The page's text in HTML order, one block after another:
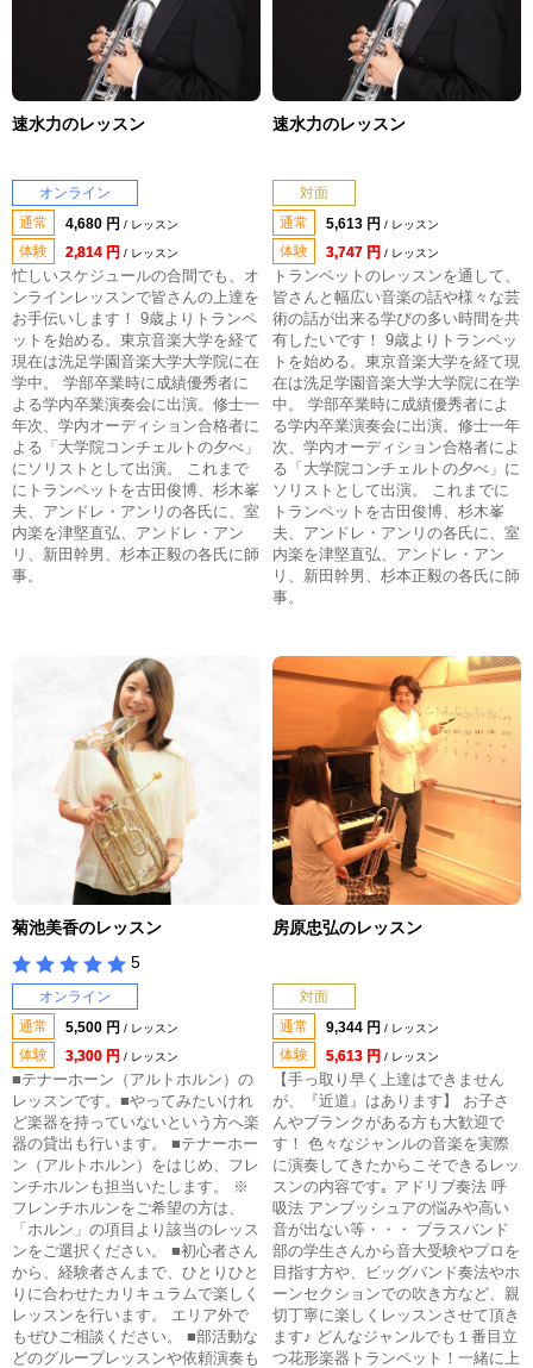
速水力のレッスン
オンライン
通常
4,680 円 / レッスン
体験 2,814 円 / レッスン
忙しいスケジュールの合間でも、オ
ンラインレッスンで皆さんの上達を
お手伝いします！ 9歳よりトランペ
ットを始める。東京音楽大学を経て
現在は洗足学園音楽大学大学院に在
学中。 学部卒業時に成績優秀者に
よる学内卒業演奏会に出演。修士一
年次、学内オーディション合格者に
よる「大学院コンチェルトの夕べ」
にソリストとして出演。 これまで
にトランペットを古田俊博、杉木峯
夫、アンドレ・アンリの各氏に、室
内楽を津堅直弘、アンドレ・アン
リ、新田幹男、杉本正毅の各氏に師
事。
速水力のレッスン
対面
通常
5,613 円 / レッスン
体験 3,747 円 / レッスン
トランペットのレッスンを通して、
皆さんと幅広い音楽の話や様々な芸
術の話が出来る学びの多い時間を共
有したいです！ 9歳よりトランペッ
トを始める。東京音楽大学を経て現
在は洗足学園音楽大学大学院に在学
中。 学部卒業時に成績優秀者によ
る学内卒業演奏会に出演。修士一年
次、学内オーディション合格者によ
る「大学院コンチェルトの夕べ」に
ソリストとして出演。 これまでに
トランペットを古田俊博、杉木峯
夫、アンドレ・アンリの各氏に、室
内楽を津堅直弘、アンドレ・アン
リ、新田幹男、杉本正毅の各氏に師
事。
菊池美香のレッスン
5
オンライン
通常
5,500 円 / レッスン
体験 3,300 円 / レッスン
■テナーホーン（アルトホルン）の
レッスンです。■やってみたいけれ
ど楽器を持っていないという方へ楽
器の貸出も行います。 ■テナーホー
ン（アルトホルン）をはじめ、フレ
ンチホルンも担当いたします。 ※
フレンチホルンをご希望の方は、
「ホルン」の項目より該当のレッス
ンをご選択ください。 ■初心者さん
から、経験者さんまで、ひとりひと
りに合わせたカリキュラムで楽しく
レッスンを行います。 エリア外で
もぜひご相談ください。 ■部活動な
どのグループレッスンや依頼演奏も
房原忠弘のレッスン
対面
通常
9,344 円 / レッスン
体験 5,613 円 / レッスン
【手っ取り早く上達はできません
が、『近道』はあります】 お子さ
んやブランクがある方も大歓迎で
す！ 色々なジャンルの音楽を実際
に演奏してきたからこそできるレッ
スンの内容です｡ アドリブ奏法 呼
吸法 アンブッシュアの悩みや高い
音が出ない等・・・ ブラスバンド
部の学生さんから音大受験やプロを
目指す方や、ビッグバンド奏法やホ
ーンセクションでの吹き方など、親
切丁寧に楽しくレッスンさせて頂き
ます♪ どんなジャンルでも１番目立
つ花形楽器トランペット！一緒に上